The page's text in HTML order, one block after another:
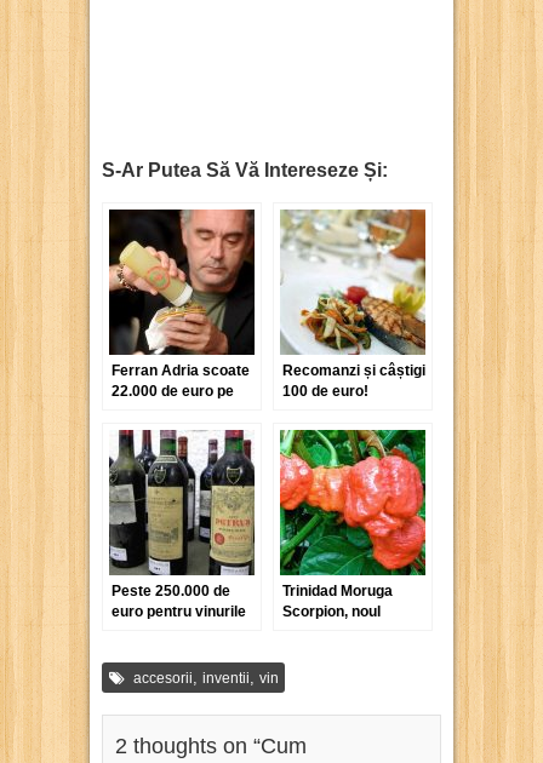
S-Ar Putea Să Vă Intereseze Și:
Ferran Adria scoate
22.000 de euro pe
mâncare
Recomanzi și câștigi
100 de euro!
Peste 250.000 de
euro pentru vinurile
Trinidad Moruga
Scorpion, noul
accesorii inventii vin
2 thoughts on “Cum